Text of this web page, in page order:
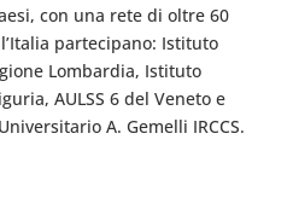
con una rete di oltre 60
partecipano: Istituto
Lombardia, Istituto
AULSS 6 del Veneto e
A. Gemelli IRCCS.